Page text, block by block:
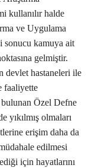
kullanılır halde
ve Uygulama
sonucu kamuya ait
gelmiştir.
devlet hastaneleri ile
faaliyette
Özel Defne
yıkılmış olmaları
erişim daha da
edilmesi
için hayatlarını